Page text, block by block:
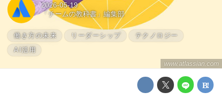
www.atlassian.com
2026-05-19
「チームの教科書」編集部
働き方の未来 リーダーシップ
テクノロジー
AI活用